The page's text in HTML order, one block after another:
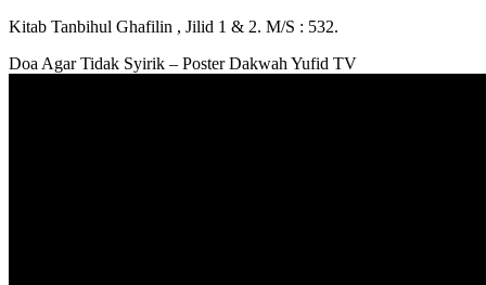
Kitab Tanbihul Ghafilin , Jilid 1 & 2. M/S : 532.
Doa Agar Tidak Syirik – Poster Dakwah Yufid TV